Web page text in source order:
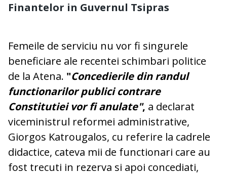
Finantelor in Guvernul Tsipras
Femeile de serviciu nu vor fi singurele
beneficiare ale recentei schimbari politice
de la Atena. "Concedierile din randul
functionarilor publici contrare
Constitutiei vor fi anulate", a declarat
viceministrul reformei administrative,
Giorgos Katrougalos, cu referire la cadrele
didactice, cateva mii de functionari care au
fost trecuti in rezerva si apoi concediati,